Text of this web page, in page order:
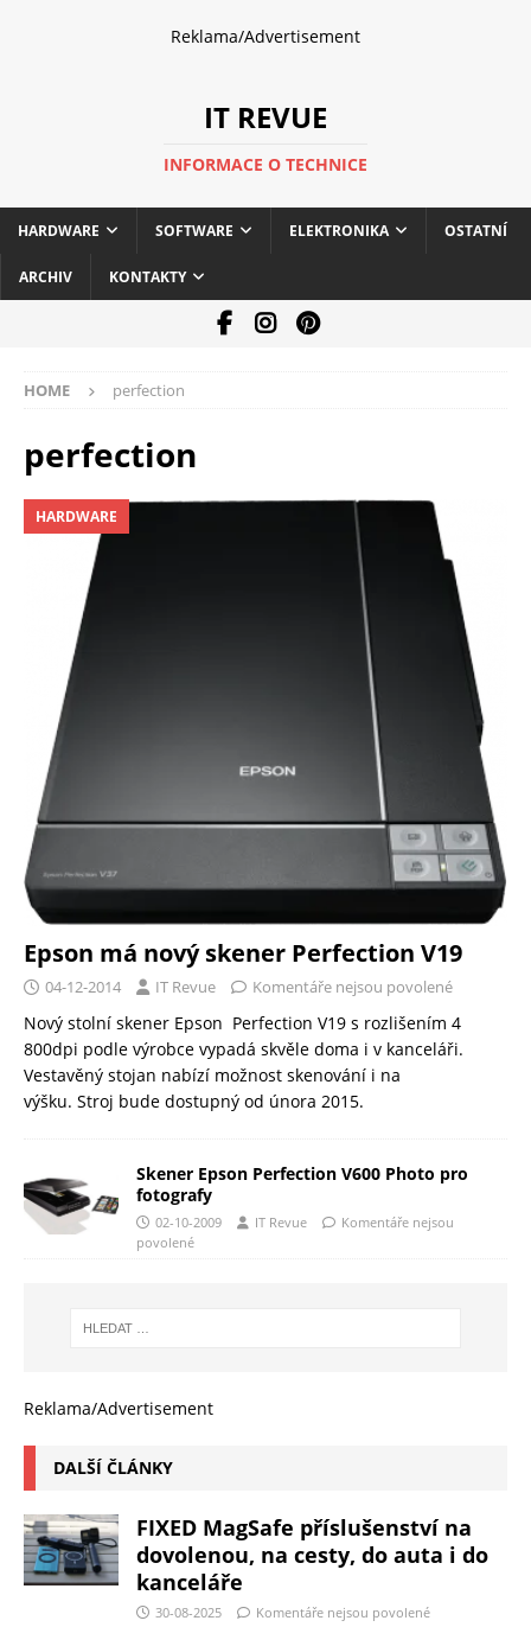
Reklama/Advertisement
IT REVUE
INFORMACE O TECHNICE
HARDWARE SOFTWARE ELEKTRONIKA OSTATNÍ
ARCHIV KONTAKTY
HOME perfection
perfection
HARDWARE
Epson má nový skener Perfection V19
04-12-2014 IT Revue Komentáře nejsou povolené
Nový stolní skener Epson Perfection V19 s rozlišením 4
800dpi podle výrobce vypadá skvěle doma i v kanceláři.
Vestavěný stojan nabízí možnost skenování i na
výšku. Stroj bude dostupný od února 2015.
Skener Epson Perfection V600 Photo pro
fotografy
02-10-2009 IT Revue
Komentáře nejsou
povolené
Reklama/Advertisement
DALŠÍ ČLÁNKY
FIXED MagSafe příslušenství na
dovolenou, na cesty, do auta i do
kanceláře
30-08-2025 Komentáře nejsou povolené